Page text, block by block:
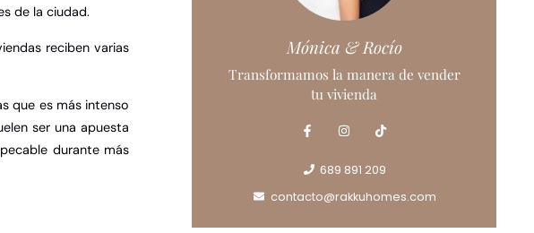
de la ciudad.
reciben varias
que es más intenso
ser una apuesta
durante más
Mónica & Rocío
Transformamos la manera de vender
tu vivienda
689 891 209
contacto@rakkuhomes.com